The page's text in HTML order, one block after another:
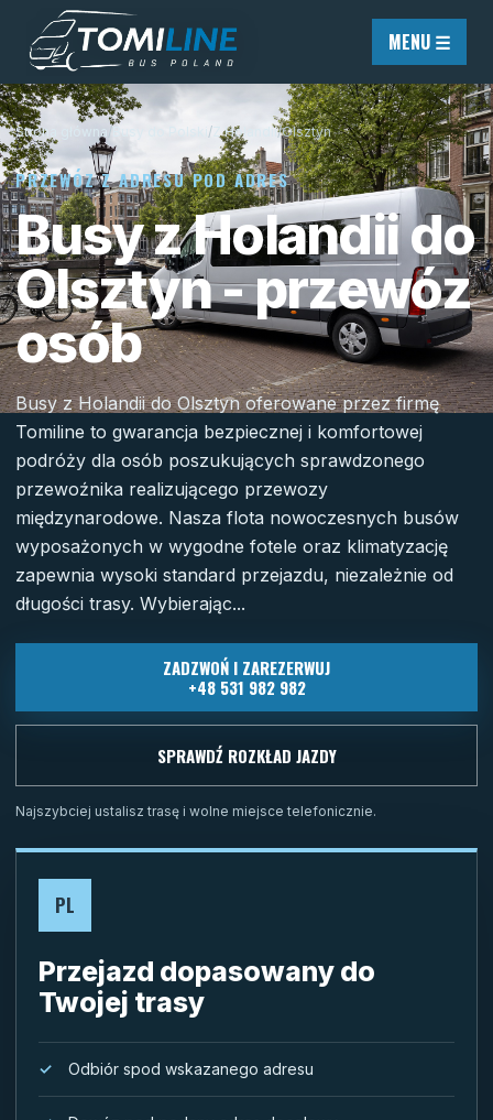
Przejdź do treści
MENU ☰
Strona główna / / Z Holandii/Olsztyn
PRZEWÓZ Z ADRESU POD ADRES
Busy z Holandii do
Olsztyn - przewóz
osób
Busy z Holandii do Olsztyn oferowane przez firmę
Tomiline to gwarancja bezpiecznej i komfortowej
podróży dla osób poszukujących sprawdzonego
przewoźnika realizującego przewozy
międzynarodowe. Nasza flota nowoczesnych busów
wyposażonych w wygodne fotele oraz klimatyzację
zapewnia wysoki standard przejazdu, niezależnie od
długości trasy. Wybierając...
ZADZWOŃ I ZAREZERWUJ
+48 531 982 982
SPRAWDŹ ROZKŁAD JAZDY
Najszybciej ustalisz trasę i wolne miejsce telefonicznie.
PL
Przejazd dopasowany do
Twojej trasy
Odbiór spod wskazanego adresu